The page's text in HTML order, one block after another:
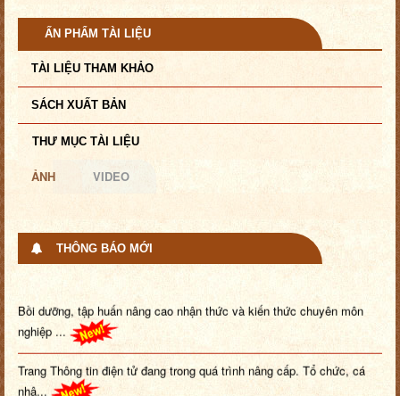
ẤN PHẨM TÀI LIỆU
TÀI LIỆU THAM KHẢO
SÁCH XUẤT BẢN
THƯ MỤC TÀI LIỆU
ẢNH VIDEO
THÔNG BÁO MỚI
Bồi dưỡng, tập huấn nâng cao nhận thức và kiến thức chuyên môn
nghiệp ...
Trang Thông tin điện tử đang trong quá trình nâng cấp. Tổ chức, cá
nhâ...